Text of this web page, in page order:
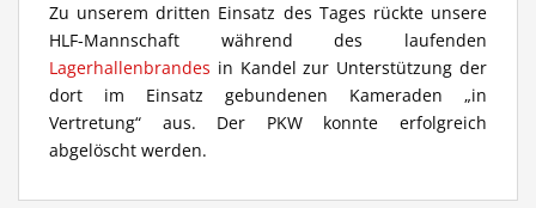
Zu unserem dritten Einsatz des Tages rückte unsere
HLF-Mannschaft während des laufenden
Lagerhallenbrandes in Kandel zur Unterstützung der
dort im Einsatz gebundenen Kameraden „in
Vertretung“ aus. Der PKW konnte erfolgreich
abgelöscht werden.